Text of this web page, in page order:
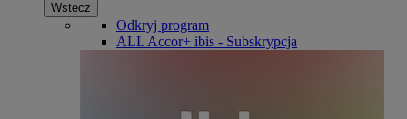
Wstecz
Odkryj program
ALL Accor+ ibis - Subskrypcja